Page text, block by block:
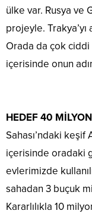
ülke var. Rusya ve
projeyle. Trakya’yı
Orada da çok
içerisinde onun
HEDEF 40
Sahası’ndaki
içerisinde oradaki
evlerimizde
sahadan 3 buçuk
Kararlılıkla 10